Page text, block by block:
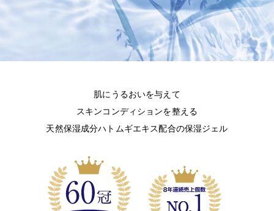
肌にうるおいを与えて
スキンコンディションを整える
天然保湿成分ハトムギエキス配合の保湿ジェル